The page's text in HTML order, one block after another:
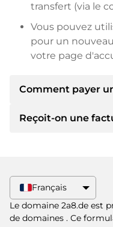
transfert (via le
Vous pouvez
pour un
votre page
Comment payer
Après un accord, le
proposera Paypal
paiement.
Veuillez toujours
Reçoit-on une
élevé, vous
venteFrançais
Le domaine 2a8.de est
de domaines . Ce